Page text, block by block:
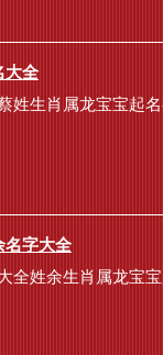
大全
姓生肖属龙宝宝起
名字大全
全姓余生肖属龙宝